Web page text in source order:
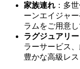
家族連れ ：多
ーンエイジャ
ラムをご用意
ラグジュアリ
ラーサービス
豊かな高級レ